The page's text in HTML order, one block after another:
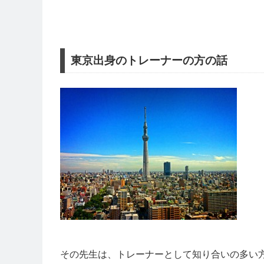
東京出身のトレーナーの方の話
その先生は、トレーナーとして知り合いの多い